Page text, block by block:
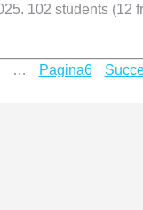
102 students (12
… Pagina6